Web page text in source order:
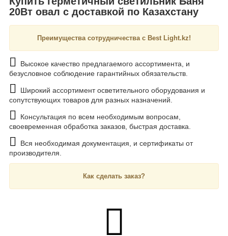
20Вт овал с доставкой по Казахстану
Преимущества сотрудничества с Best Light.kz!
Высокое качество предлагаемого ассортимента, и
безусловное соблюдение гарантийных обязательств.
Широкий ассортимент осветительного оборудования и
сопутствующих товаров для разных назначений.
Консультация по всем необходимым вопросам,
своевременная обработка заказов, быстрая доставка.
Вся необходимая документация, и сертификаты от
производителя.
Как сделать заказ?